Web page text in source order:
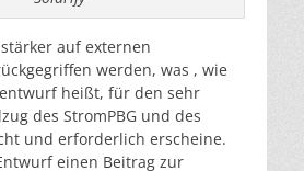
auf externen
werden, was , wie
heißt, für den sehr
des StromPBG und des
und erforderlich erscheine.
einen Beitrag zur